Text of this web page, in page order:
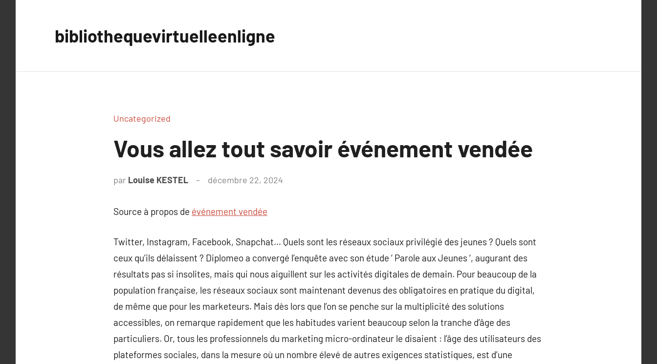
bibliothequevirtuelleenligne
Uncategorized
Vous allez tout savoir événement vendée
par Louise KESTEL décembre 22, 2024
Source à propos de événement vendée
Twitter, Instagram, Facebook, Snapchat… Quels sont les réseaux sociaux privilégié des jeunes ? Quels sont
ceux qu’ils délaissent ? Diplomeo a convergé l’enquête avec son étude ‘ Parole aux Jeunes ‘, augurant des
résultats pas si insolites, mais qui nous aiguillent sur les activités digitales de demain. Pour beaucoup de la
population française, les réseaux sociaux sont maintenant devenus des obligatoires en pratique du digital,
de même que pour les marketeurs. Mais dès lors que l’on se penche sur la multiplicité des solutions
accessibles, on remarque rapidement que les habitudes varient beaucoup selon la tranche d’âge des
particuliers. Or, tous les professionnels du marketing micro-ordinateur le disaient : l’âge des utilisateurs des
plateformes sociales, dans la mesure où un nombre élevé de autres exigences statistiques, est d’une